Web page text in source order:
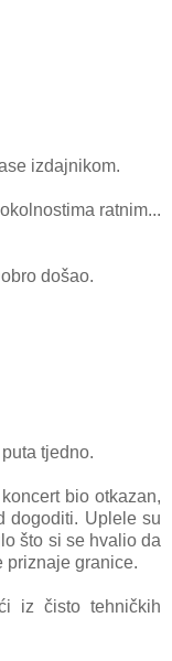
izdajnikom.
ratnim...
došao.
tjedno.
bio otkazan,
dogoditi. Uplele su
što si se hvalio da
priznaje granice.
iz čisto tehničkih